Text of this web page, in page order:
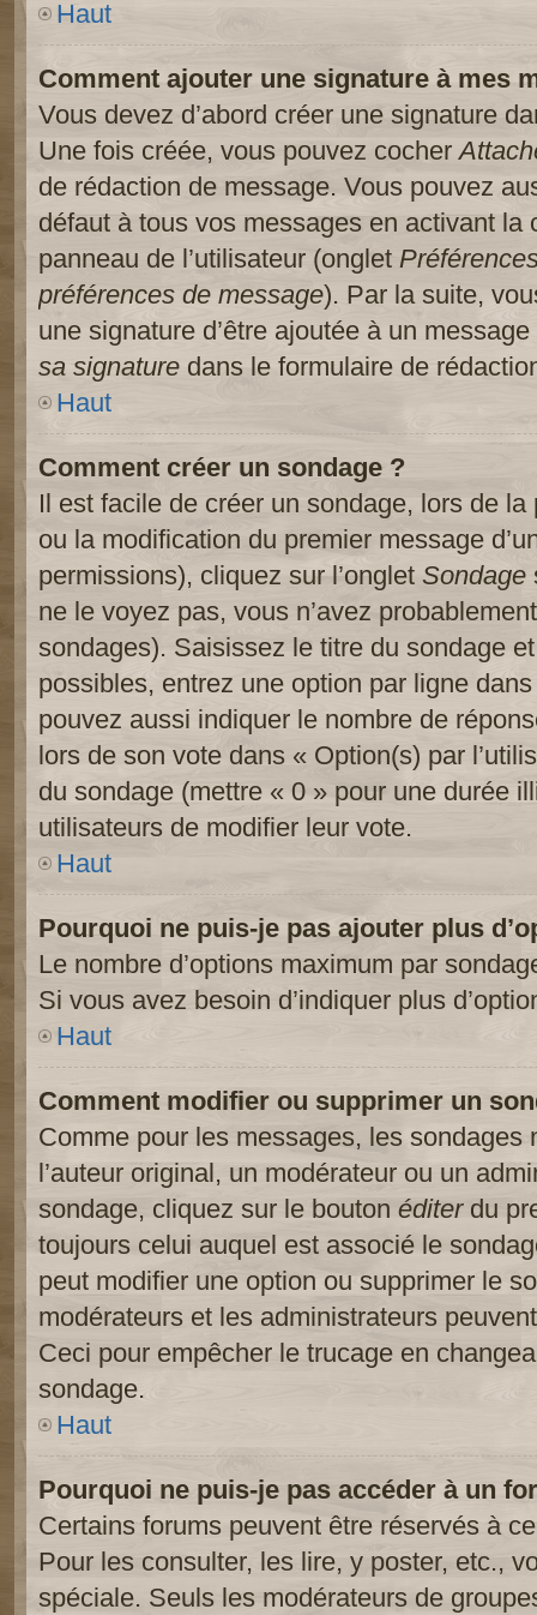
Haut
Comment ajouter une signature à mes
Vous devez d’abord créer une signature
Une fois créée, vous pouvez cocher
de rédaction de message. Vous pouvez
défaut à tous vos messages en activant la
panneau de l’utilisateur (onglet
préférences de message). Par la suite,
une signature d’être ajoutée à un
sa signature dans le formulaire de
Haut
Comment créer un sondage ?
Il est facile de créer un sondage, lors de la
ou la modification du premier message
permissions), cliquez sur l’onglet Sondage
ne le voyez pas, vous n’avez
sondages). Saisissez le titre du sondage
possibles, entrez une option par ligne
pouvez aussi indiquer le nombre de
lors de son vote dans « Option(s) par
du sondage (mettre « 0 » pour une durée
utilisateurs de modifier leur vote.
Haut
Pourquoi ne puis-je pas ajouter plus
Le nombre d’options maximum par
Si vous avez besoin d’indiquer plus
Haut
Comment modifier ou supprimer un
Comme pour les messages, les sondages
l’auteur original, un modérateur ou un
sondage, cliquez sur le bouton éditerdu
toujours celui auquel est associé le
peut modifier une option ou supprimer le
modérateurs et les administrateurs
Ceci pour empêcher le trucage en
sondage.
Haut
Pourquoi ne puis-je pas accéder à un
Certains forums peuvent être réservés à
Pour les consulter, les lire, y poster, etc.,
spéciale. Seuls les modérateurs de